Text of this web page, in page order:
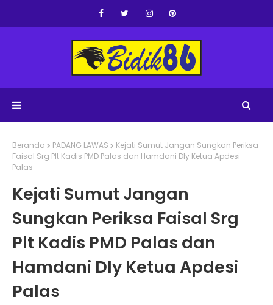
Beranda PADANG LAWAS
Kejati Sumut Jangan Sungkan Periksa
Faisal Srg Plt Kadis PMD Palas dan Hamdani Dly Ketua Apdesi
Palas
Kejati Sumut Jangan
Sungkan Periksa Faisal Srg
Plt Kadis PMD Palas dan
Hamdani Dly Ketua Apdesi
Palas